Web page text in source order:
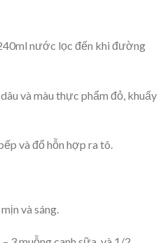
nước lọc đến khi đường
và màu thực phẩm đỏ, khuấy
và đổ hỗn hợp ra tô.
và sáng.